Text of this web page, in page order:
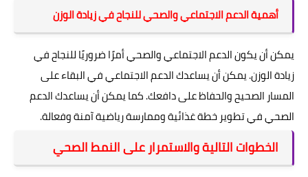
أهمية الدعم الاجتماعي والصحي للنجاح في زيادة الوزن
يمكن أن يكون الدعم الاجتماعي والصحي أمرًا ضروريًا للنجاح في
زيادة الوزن. يمكن أن يساعدك الدعم الاجتماعي في البقاء على
المسار الصحيح والحفاظ على دافعك. كما يمكن أن يساعدك الدعم
الصحي في تطوير خطة غذائية وممارسة رياضية آمنة وفعالة.
الخطوات التالية والاستمرار على النمط الصحي